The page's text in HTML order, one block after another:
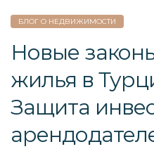
БЛОГ О НЕДВИЖИМОСТИ
Новые
жилья в
Защита